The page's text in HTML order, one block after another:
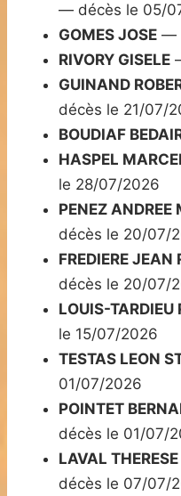
— décès le 05/
GOMES JOSE —
RIVORY GISELE
GUINAND
décès le 21/07/
BOUDIAF
HASPEL
le 28/07/2026
PENEZ ANDREE
décès le 20/07/
FREDIERE JEAN
décès le 20/07/
LOUIS-TARDIEU
le 15/07/2026
TESTAS LEON
01/07/2026
POINTET
décès le 01/07/
LAVAL
décès le 07/07/